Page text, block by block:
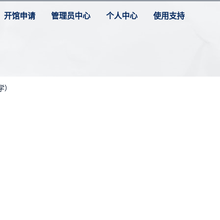
开馆申请 管理员中心 个人中心 使用支持